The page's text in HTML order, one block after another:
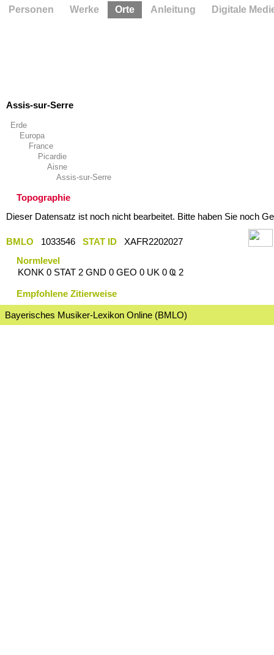
Assis-sur-Serre
Erde
Europa
France
Picardie
Aisne
Assis-sur-Serre
Topographie
Dieser Datensatz ist noch nicht bearbeitet. Bitte haben Sie noch
BMLO 1033546 STAT ID
XAFR2202027
Normlevel
KONK 0 STAT 2 GND 0 GEO 0 UK 0 Ҩ 2
Empfohlene Zitierweise
Bayerisches Musiker-Lexikon Online (BMLO)
Personen Werke Orte Anleitung Digitale